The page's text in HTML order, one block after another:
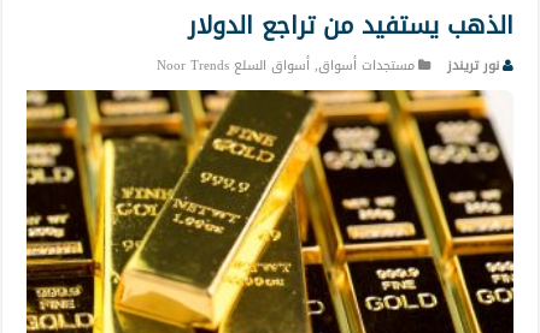
الذهب يستفيد من تراجع الدولار
نور تريندز مستجدات أسواق,أسواق السلع Noor Trends